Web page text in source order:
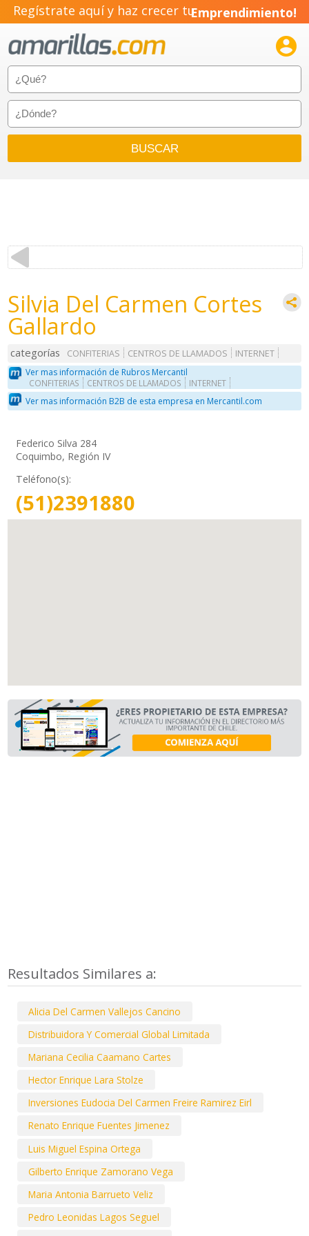
Regístrate aquí y haz crecer tuEmprendimiento!

Silvia Del Carmen Cortes
Gallardo
categorías CONFITERIAS CENTROS DE LLAMADOS
INTERNET
Ver mas información de Rubros Mercantil
CONFITERIAS CENTROS DE LLAMADOS INTERNET
Ver mas información B2B de esta empresa en Mercantil.com
Federico Silva 284
Coquimbo, Región IV
Teléfono(s):
(51)2391880
Resultados Similares a:
Alicia Del Carmen Vallejos Cancino
Distribuidora Y Comercial Global Limitada
Mariana Cecilia Caamano Cartes
Hector Enrique Lara Stolze
Inversiones Eudocia Del Carmen Freire Ramirez Eirl
Renato Enrique Fuentes Jimenez
Luis Miguel Espina Ortega
Gilberto Enrique Zamorano Vega
Maria Antonia Barrueto Veliz
Pedro Leonidas Lagos Seguel